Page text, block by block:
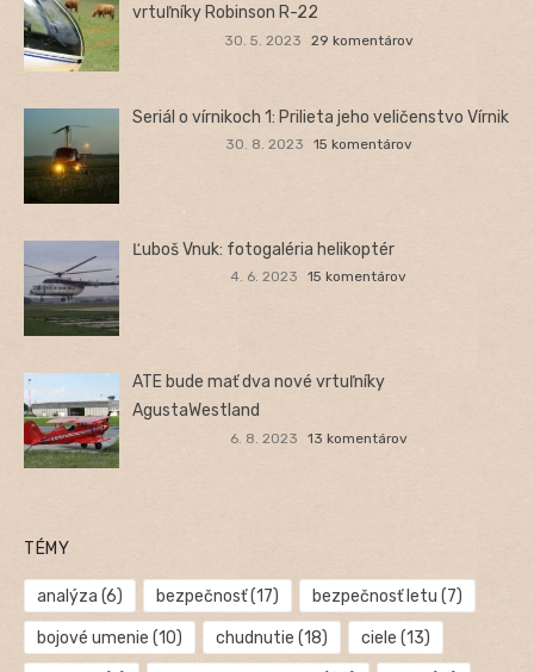
vrtuľníky Robinson R-22
30. 5. 2023 29 komentárov
Seriál o vírnikoch 1: Prilieta jeho veličenstvo Vírnik
30. 8. 2023 15 komentárov
Ľuboš Vnuk: fotogaléria helikoptér
4. 6. 2023 15 komentárov
ATE bude mať dva nové vrtuľníky
AgustaWestland
6. 8. 2023 13 komentárov
TÉMY
analýza (6) bezpečnosť(17) bezpečnosť letu (7)
bojové umenie (10) chudnutie (18) ciele (13)